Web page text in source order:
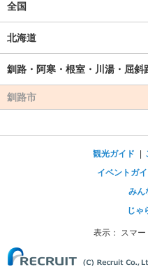
全国
北海道
釧路・阿寒・根室・川湯・屈斜
釧路市
観光ガイド
イベントガ
みん
じゃ
表示： スマー